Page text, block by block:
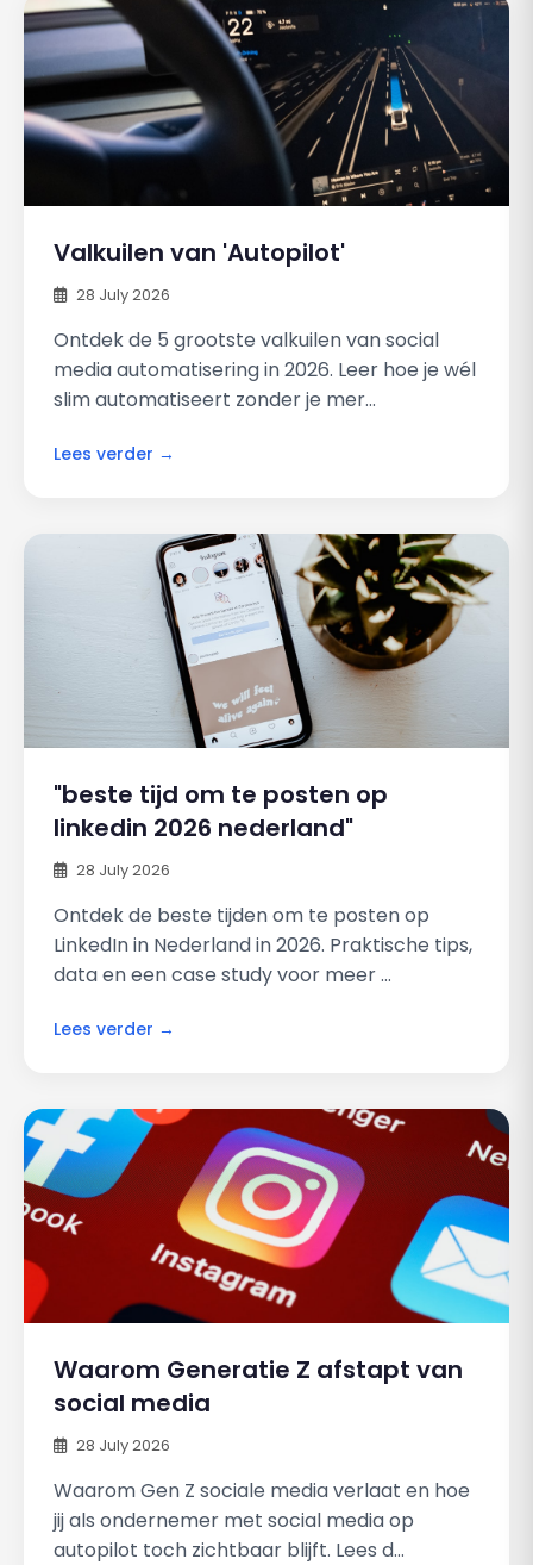
Valkuilen van 'Autopilot'
28 July 2026
Ontdek de 5 grootste valkuilen van social
media automatisering in 2026. Leer hoe je wél
slim automatiseert zonder je mer...
Lees verder →
"beste tijd om te posten op
linkedin 2026 nederland"
28 July 2026
Ontdek de beste tijden om te posten op
LinkedIn in Nederland in 2026. Praktische tips,
data en een case study voor meer ...
Lees verder →
Waarom Generatie Z afstapt van
social media
28 July 2026
Waarom Gen Z sociale media verlaat en hoe
jij als ondernemer met social media op
autopilot toch zichtbaar blijft. Lees d...